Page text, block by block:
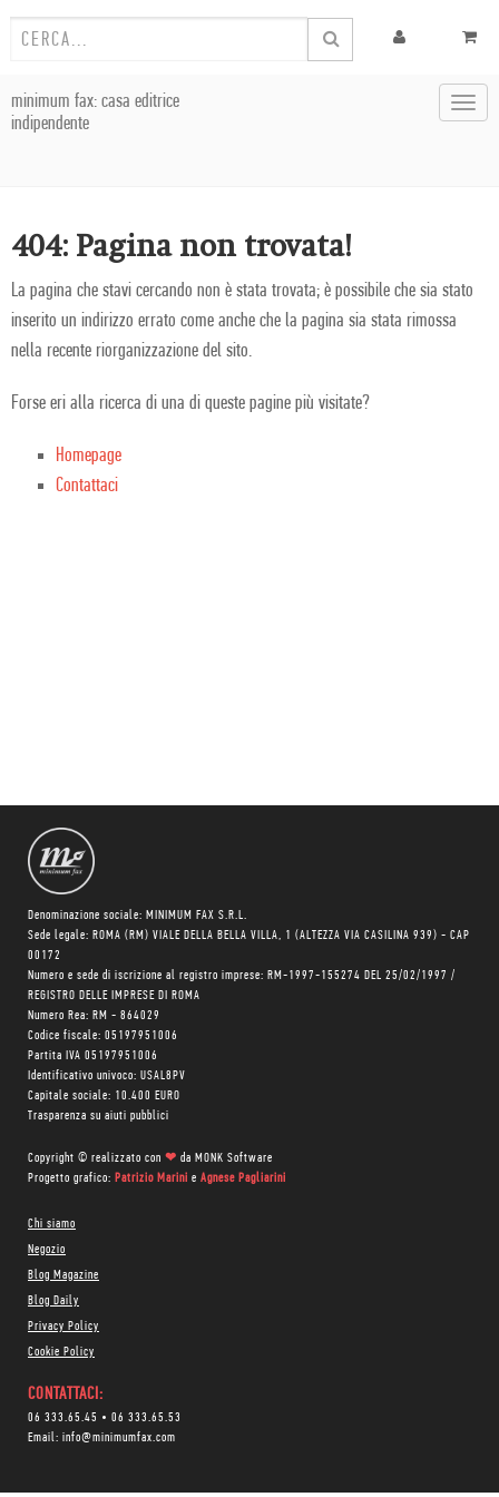
minimum fax: casa editrice
indipendente
404: Pagina non trovata!
La pagina che stavi cercando non è stata trovata; è possibile che sia stato
inserito un indirizzo errato come anche che la pagina sia stata rimossa
nella recente riorganizzazione del sito.
Forse eri alla ricerca di una di queste pagine più visitate?
Homepage
Contattaci
Denominazione sociale: MINIMUM FAX S.R.L.
Sede legale: ROMA (RM) VIALE DELLA BELLA VILLA, 1 (ALTEZZA VIA CASILINA 939) - CAP
00172
Numero e sede di iscrizione al registro imprese: RM-1997-155274 DEL 25/02/1997 /
REGISTRO DELLE IMPRESE DI ROMA
Numero Rea: RM - 864029
Codice fiscale: 05197951006
Partita IVA 05197951006
Identificativo univoco: USAL8PV
Capitale sociale: 10.400 EURO
Trasparenza su aiuti pubblici
Copyright © realizzato con ❤ da MONK Software
Progetto grafico: Patrizio Marini e Agnese Pagliarini
Chi siamo
Negozio
Blog Magazine
Blog Daily
Privacy Policy
Cookie Policy
CONTATTACI:
06 333.65.45 • 06 333.65.53
Email: info@minimumfax.com